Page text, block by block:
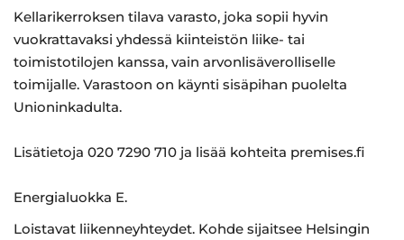
Kellarikerroksen tilava varasto, joka sopii hyvin
vuokrattavaksi yhdessä kiinteistön liike- tai
toimistotilojen kanssa, vain arvonlisäverolliselle
toimijalle. Varastoon on käynti sisäpihan puolelta
Unioninkadulta.
Lisätietoja 020 7290 710 ja lisää kohteita premises.fi
Energialuokka E.
Loistavat liikenneyhteydet. Kohde sijaitsee Helsingin